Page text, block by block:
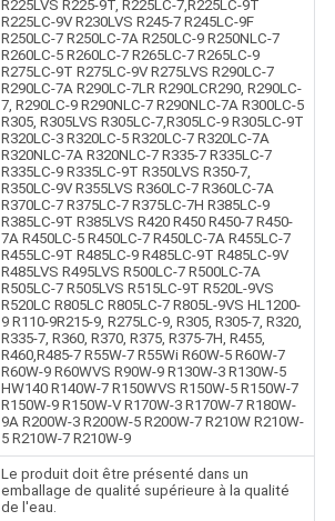
R225LVS R225-9T, R225LC-7,R225LC-9T
R225LC-9V R230LVS R245-7 R245LC-9F
R250LC-7 R250LC-7A R250LC-9 R250NLC-7
R260LC-5 R260LC-7 R265LC-7 R265LC-9
R275LC-9T R275LC-9V R275LVS R290LC-7
R290LC-7A R290LC-7LR R290LCR290, R290LC-
7, R290LC-9 R290NLC-7 R290NLC-7A R300LC-5
R305, R305LVS R305LC-7,R305LC-9 R305LC-9T
R320LC-3 R320LC-5 R320LC-7 R320LC-7A
R320NLC-7A R320NLC-7 R335-7 R335LC-7
R335LC-9 R335LC-9T R350LVS R350-7,
R350LC-9V R355LVS R360LC-7 R360LC-7A
R370LC-7 R375LC-7 R375LC-7H R385LC-9
R385LC-9T R385LVS R420 R450 R450-7 R450-
7A R450LC-5 R450LC-7 R450LC-7A R455LC-7
R455LC-9T R485LC-9 R485LC-9T R485LC-9V
R485LVS R495LVS R500LC-7 R500LC-7A
R505LC-7 R505LVS R515LC-9T R520L-9VS
R520LC R805LC R805LC-7 R805L-9VS HL1200-
9 R110-9R215-9, R275LC-9, R305, R305-7, R320,
R335-7, R360, R370, R375, R375-7H, R455,
R460,R485-7 R55W-7 R55Wi R60W-5 R60W-7
R60W-9 R60WVS R90W-9 R130W-3 R130W-5
HW140 R140W-7 R150WVS R150W-5 R150W-7
R150W-9 R150W-V R170W-3 R170W-7 R180W-
9A R200W-3 R200W-5 R200W-7 R210W R210W-
5 R210W-7 R210W-9
Le produit doit être présenté dans un
emballage de qualité supérieure à la qualité
de l'eau.